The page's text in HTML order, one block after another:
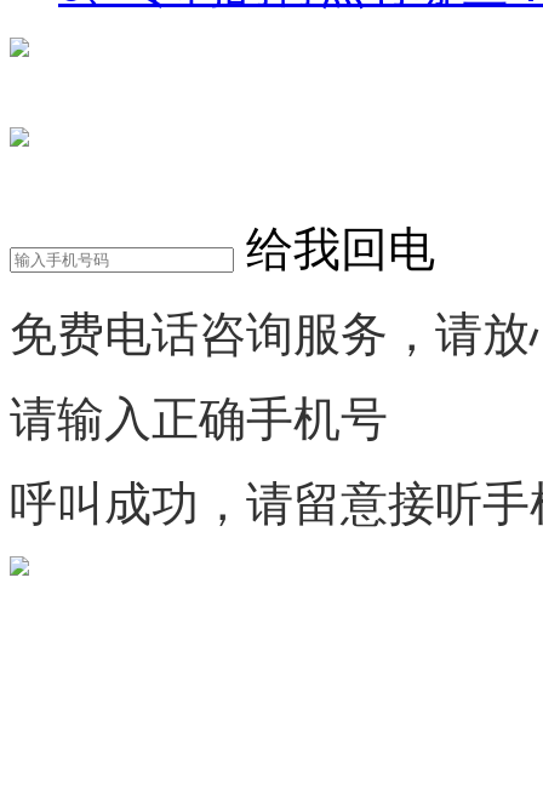
给我回电
免费电话咨询服务，请放
请输入正确手机号
呼叫成功，请留意接听手